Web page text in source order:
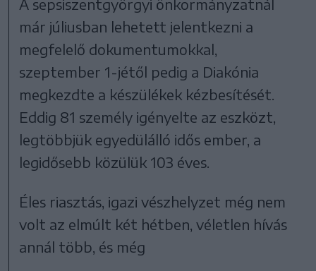
A sepsiszentgyörgyi önkormányzatnál
már júliusban lehetett jelentkezni a
megfelelő dokumentumokkal,
szeptember 1-jétől pedig a Diakónia
megkezdte a készülékek kézbesítését.
Eddig 81 személy igényelte az eszközt,
legtöbbjük egyedülálló idős ember, a
legidősebb közülük 103 éves.
Éles riasztás, igazi vészhelyzet még nem
volt az elmúlt két hétben, véletlen hívás
annál több, és még